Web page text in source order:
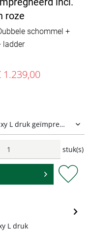
roze
schommel +
ladder
1.239,00
stuk(s)
L druk